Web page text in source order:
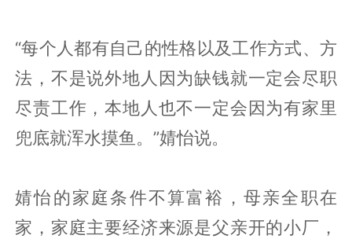
“每个人都有自己的性格以及工作方式、方
法，不是说外地人因为缺钱就一定会尽职
尽责工作，本地人也不一定会因为有家里
兜底就浑水摸鱼。”婧怡说。
婧怡的家庭条件不算富裕，母亲全职在
家，家庭主要经济来源是父亲开的小厂，